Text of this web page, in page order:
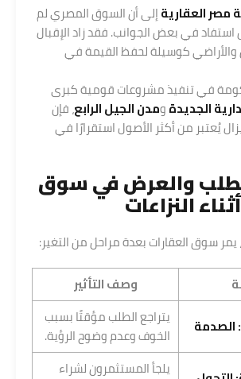
مصر العقاريةإلى أن السوق المصري لم
استفاد في بعض الجوانب. فقد زاد الإقبال
كوسيلة لحفظ القيمة في
في تنفيذ مشروعات قومية كبرى
الجديدةومدن الجيل الرابع، فإن
يُعتبر من أكثر الأصول استقرارًا في
والعرض في سوق
النزاعات
يمر سوق العقارات بعدة مراحل من التغير:
وصف التأثير
الصدمة
يتراجع الطلب مؤقتًا بسبب
الخوف وعدم وضوح الرؤية.
يلجأ المستثمرون لشراء